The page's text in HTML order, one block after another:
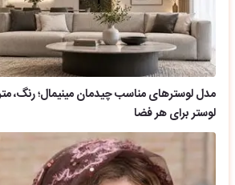
مدل لوسترهای مناسب چیدمان مینیمال؛ رنگ،
لوستر برای هر فضا